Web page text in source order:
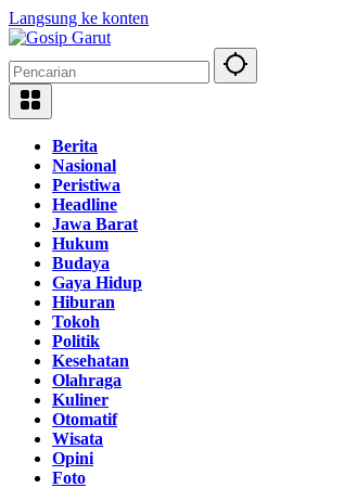
Langsung ke konten
Berita
Nasional
Peristiwa
Headline
Jawa Barat
Hukum
Budaya
Gaya Hidup
Hiburan
Tokoh
Politik
Kesehatan
Olahraga
Kuliner
Otomatif
Wisata
Opini
Foto